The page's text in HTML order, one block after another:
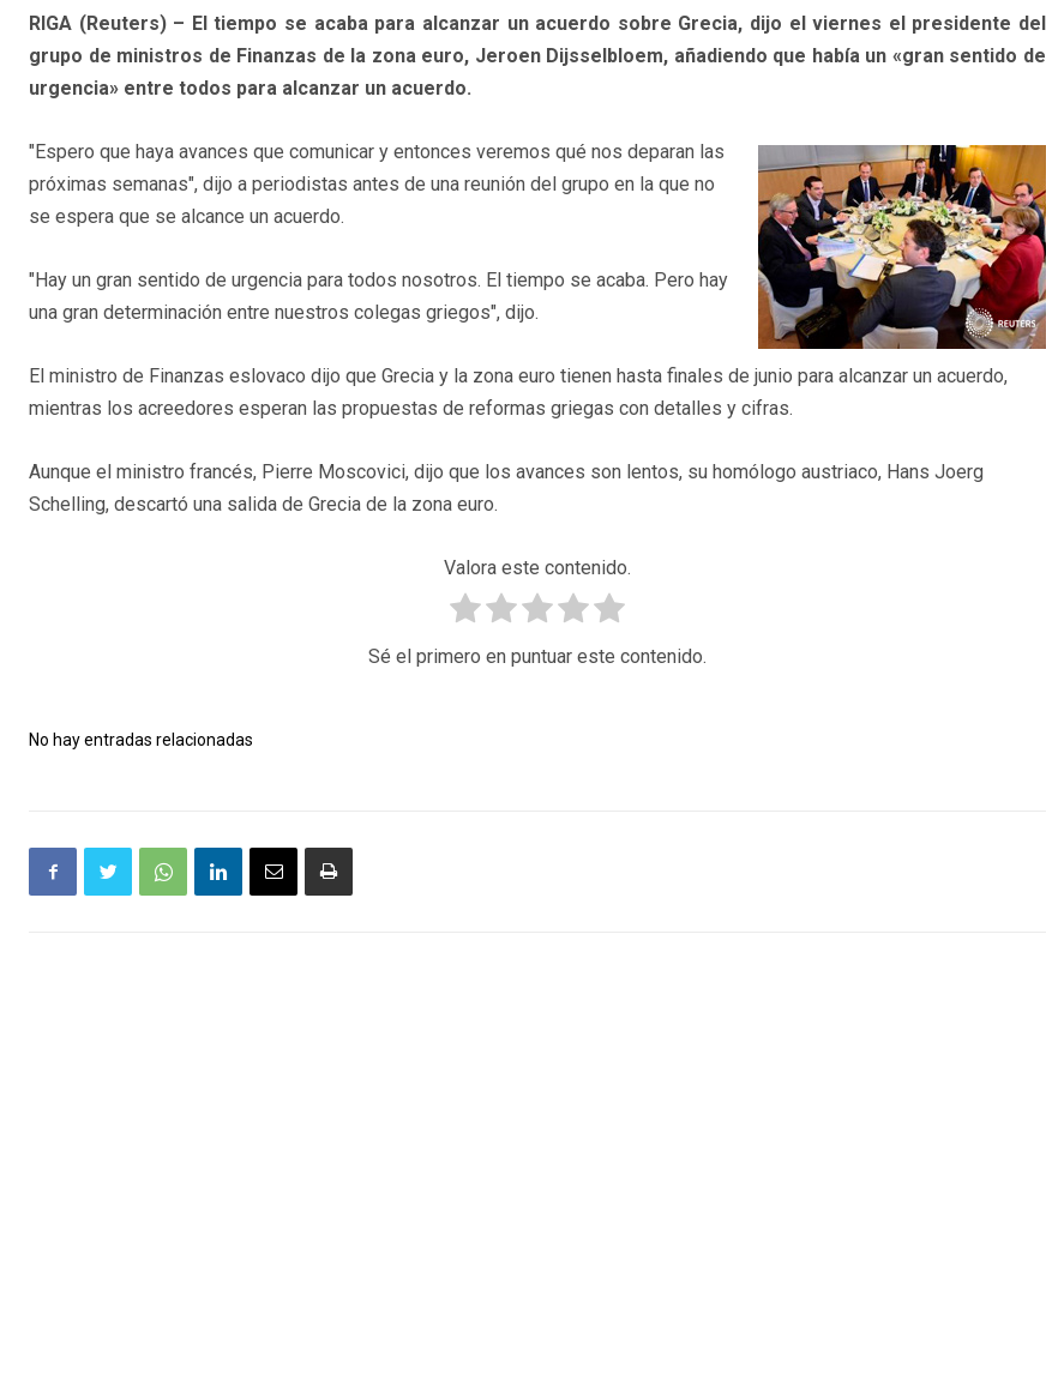
RIGA (Reuters) – El tiempo se acaba para alcanzar un acuerdo sobre Grecia, dijo el viernes el presidente del
grupo de ministros de Finanzas de la zona euro, Jeroen Dijsselbloem, añadiendo que había un «gran sentido de
urgencia» entre todos para alcanzar un acuerdo.
"Espero que haya avances que comunicar y entonces veremos qué nos deparan las
próximas semanas", dijo a periodistas antes de una reunión del grupo en la que no
se espera que se alcance un acuerdo.
"Hay un gran sentido de urgencia para todos nosotros. El tiempo se acaba. Pero hay
una gran determinación entre nuestros colegas griegos", dijo.
El ministro de Finanzas eslovaco dijo que Grecia y la zona euro tienen hasta finales de junio para alcanzar un acuerdo,
mientras los acreedores esperan las propuestas de reformas griegas con detalles y cifras.
Aunque el ministro francés, Pierre Moscovici, dijo que los avances son lentos, su homólogo austriaco, Hans Joerg
Schelling, descartó una salida de Grecia de la zona euro.
Valora este contenido.
Sé el primero en puntuar este contenido.
No hay entradas relacionadas